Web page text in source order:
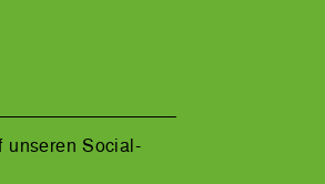
unseren Social-